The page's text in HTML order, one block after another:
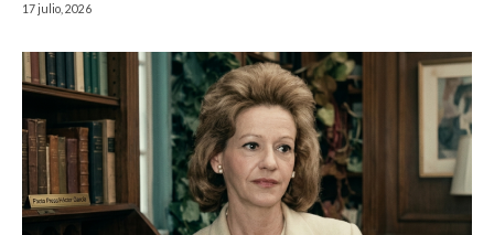
17 julio, 2026